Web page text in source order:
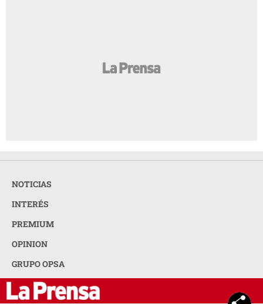
NOTICIAS
INTERÉS
PREMIUM
OPINION
GRUPO OPSA